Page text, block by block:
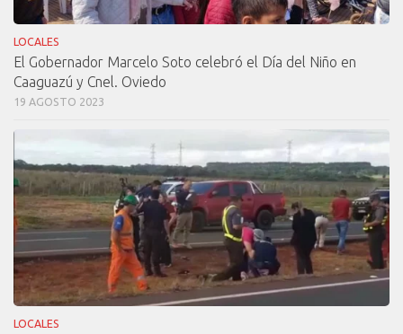
LOCALES
El Gobernador Marcelo Soto celebró el Día del Niño en
Caaguazú y Cnel. Oviedo
19 AGOSTO 2023
LOCALES